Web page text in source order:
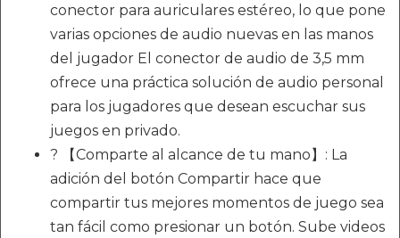
conector para auriculares estéreo, lo que pone
varias opciones de audio nuevas en las manos
del jugador El conector de audio de 3,5 mm
ofrece una práctica solución de audio personal
para los jugadores que desean escuchar sus
juegos en privado.
? 【Comparte al alcance de tu mano】: La
adición del botón Compartir hace que
compartir tus mejores momentos de juego sea
tan fácil como presionar un botón. Sube videos